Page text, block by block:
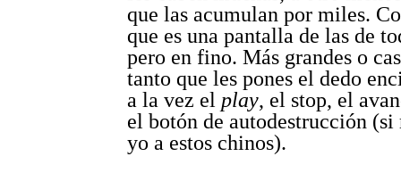
que las acumulan por miles.
que es una pantalla de las de
pero en fino. Más grandes o
tanto que les pones el dedo
a la vez el play, el stop, el
el botón de autodestrucción (si
yo a estos chinos).